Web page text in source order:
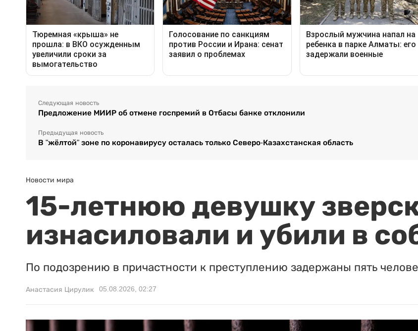
Следующая новость
Предложение МИИР об отмене госпремий в Отбасы банке отклонили
Предыдущая новость
В "жёлтой" зоне по коронавирусу осталась только Северо-Казахстанская область
Новости мира
15-летнюю девушку
изнасиловали и убили в
По подозрению в причастности к преступлению задержаны пять
Анастасия Цирулик 05.08.2026, 02:27